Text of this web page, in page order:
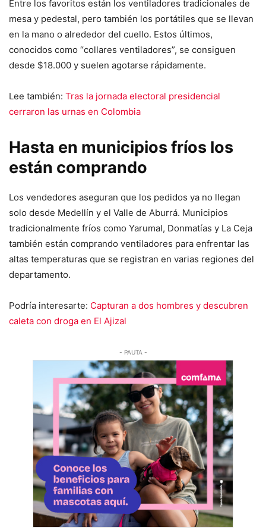
Entre los favoritos están los ventiladores tradicionales de
mesa y pedestal, pero también los portátiles que se llevan
en la mano o alrededor del cuello. Estos últimos,
conocidos como “collares ventiladores”, se consiguen
desde $18.000 y suelen agotarse rápidamente.
Lee también: Tras la jornada electoral presidencial
cerraron las urnas en Colombia
Hasta en municipios fríos los
están comprando
Los vendedores aseguran que los pedidos ya no llegan
solo desde Medellín y el Valle de Aburrá. Municipios
tradicionalmente fríos como Yarumal, Donmatías y La Ceja
también están comprando ventiladores para enfrentar las
altas temperaturas que se registran en varias regiones del
departamento.
Podría interesarte: Capturan a dos hombres y descubren
caleta con droga en El Ajizal
- PAUTA -